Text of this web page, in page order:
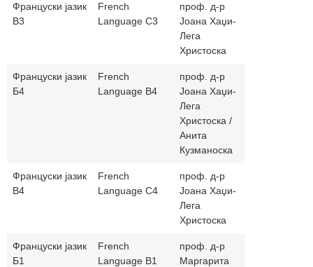
Француски јазик
В3
French
Language C3
проф. д-р
Јоана Хаџи-
Лега
Христоска
Француски јазик
Б4
French
Language B4
проф. д-р
Јоана Хаџи-
Лега
Христоска /
Анита
Кузманоска
Француски јазик
В4
French
Language C4
проф. д-р
Јоана Хаџи-
Лега
Христоска
Француски јазик
Б1
French
Language B1
проф. д-р
Маргарита